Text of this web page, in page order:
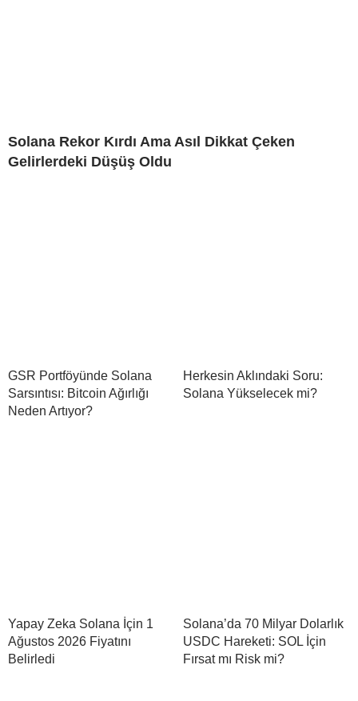
Solana Rekor Kırdı Ama Asıl Dikkat Çeken
Gelirlerdeki Düşüş Oldu
GSR Portföyünde Solana
Sarsıntısı: Bitcoin Ağırlığı
Neden Artıyor?
Herkesin Aklındaki Soru:
Solana Yükselecek mi?
Yapay Zeka Solana İçin 1
Ağustos 2026 Fiyatını
Belirledi
Solana’da 70 Milyar Dolarlık
USDC Hareketi: SOL İçin
Fırsat mı Risk mi?